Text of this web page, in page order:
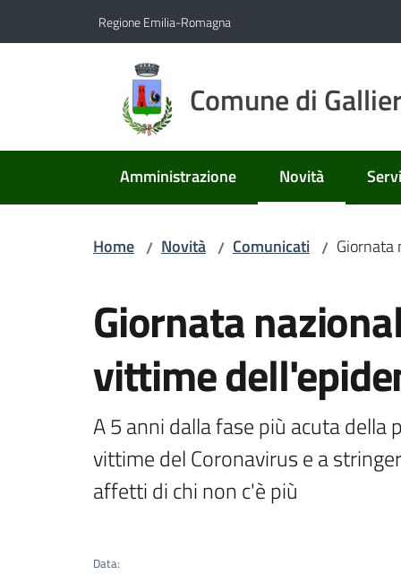
Regione Emilia-Romagna
Comune di
Amministrazione Novità
Menu selezionato
Home / Novità / Comunicati / Giornata
Giornata
vittime
A 5 anni dalla fase più acuta
vittime del Coronavirus e a
affetti di chi non c'è più
Data: